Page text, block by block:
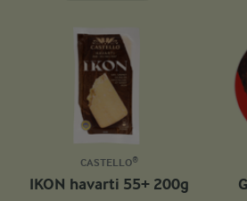
CASTELLO®
IKON havarti 55+ 200g